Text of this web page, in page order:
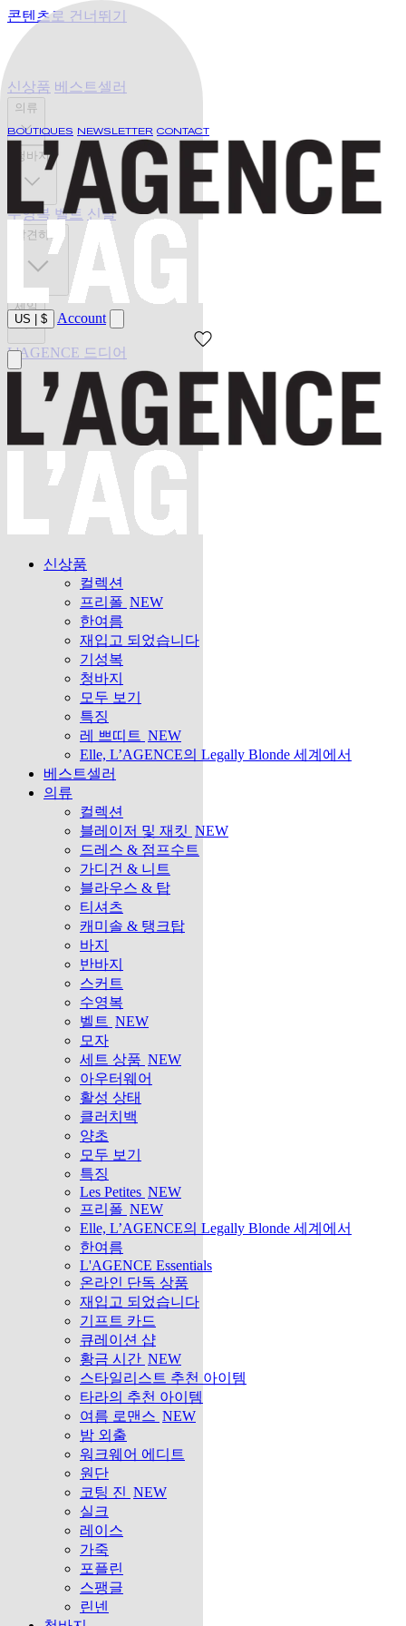
콘텐츠로 건너뛰기
BOUTIQUES NEWSLETTER CONTACT
US $ Account
신상품
컬렉션
프리폴 NEW
한여름
재입고 되었습니다
기성복
청바지
모두 보기
특징
레 쁘띠트 NEW
Elle, L’AGENCE의 Legally Blonde 세계에서
베스트셀러
의류
컬렉션
블레이저 및 재킷 NEW
드레스 & 점프수트
가디건 & 니트
블라우스 & 탑
티셔츠
캐미솔 & 탱크탑
바지
반바지
스커트
수영복
벨트 NEW
모자
세트 상품 NEW
아우터웨어
활성 상태
클러치백
양초
모두 보기
특징
Les Petites NEW
프리폴 NEW
Elle, L’AGENCE의 Legally Blonde 세계에서
한여름
L'AGENCE Essentials
온라인 단독 상품
재입고 되었습니다
기프트 카드
큐레이션 샵
황금 시간 NEW
스타일리스트 추천 아이템
타라의 추천 아이템
여름 로맨스 NEW
밤 외출
워크웨어 에디트
원단
코팅 진 NEW
실크
레이스
가죽
포플린
스팽글
린넨
신상품 베스트셀러
의류
청바지
수영복 벨트 신발
발견하기
세일
L'AGENCE 드디어